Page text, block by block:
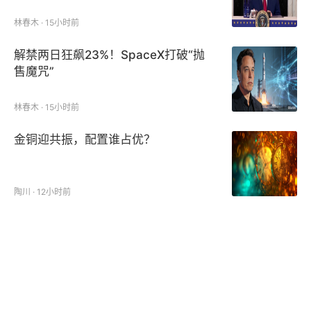
林春木 · 15小时前
解禁两日狂飙23%！SpaceX打破“抛
售魔咒”
林春木 · 15小时前
金铜迎共振，配置谁占优？
陶川 · 12小时前